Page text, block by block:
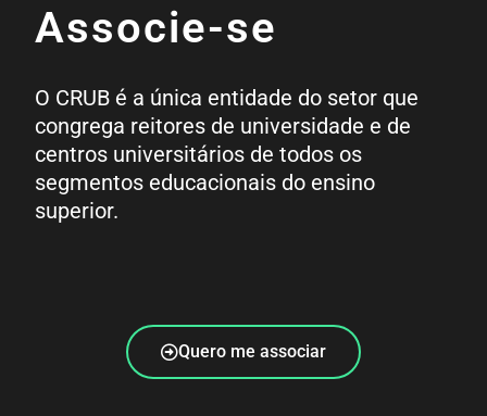
Associe-se
O CRUB é a única entidade do setor que
congrega reitores de universidade e de
centros universitários de todos os
segmentos educacionais do ensino
superior.
Quero me associar